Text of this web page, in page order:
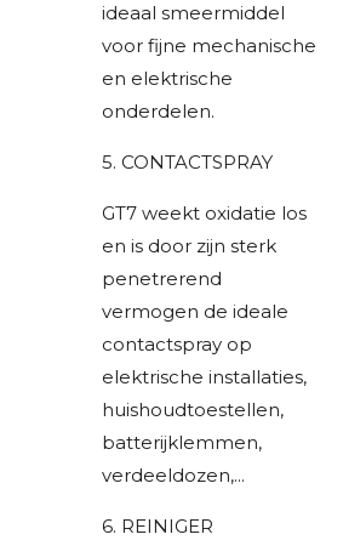
ideaal smeermiddel
voor fijne mechanische
en elektrische
onderdelen.
5. CONTACTSPRAY
GT7 weekt oxidatie los
en is door zijn sterk
penetrerend
vermogen de ideale
contactspray op
elektrische installaties,
huishoudtoestellen,
batterijklemmen,
verdeeldozen,...
6. REINIGER